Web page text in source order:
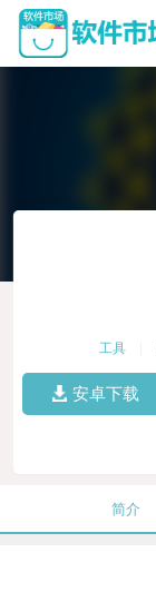
工具
安卓下载
简介